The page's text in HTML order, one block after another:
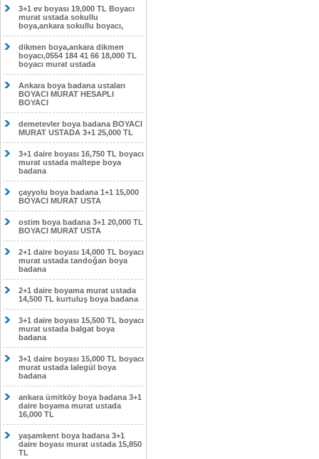
3+1 ev boyası 19,000 TL Boyacı
murat ustada sokullu
boya,ankara sokullu boyacı,
dikmen boya,ankara dikmen
boyacı,0554 184 41 66 18,000 TL
boyacı murat ustada
Ankara boya badana ustaları
BOYACI MURAT HESAPLI
BOYACI
demetevler boya badana BOYACI
MURAT USTADA 3+1 25,000 TL
3+1 daire boyası 16,750 TL boyacı
murat ustada maltepe boya
badana
çayyolu boya badana 1+1 15,000
BOYACI MURAT USTA
ostim boya badana 3+1 20,000 TL
BOYACI MURAT USTA
2+1 daire boyası 14,000 TL boyacı
murat ustada tandoğan boya
badana
2+1 daire boyama murat ustada
14,500 TL kurtuluş boya badana
3+1 daire boyası 15,500 TL boyacı
murat ustada balgat boya
badana
3+1 daire boyası 15,000 TL boyacı
murat ustada lalegül boya
badana
ankara ümitköy boya badana 3+1
daire boyama murat ustada
16,000 TL
yaşamkent boya badana 3+1
daire boyası murat ustada 15,850
TL